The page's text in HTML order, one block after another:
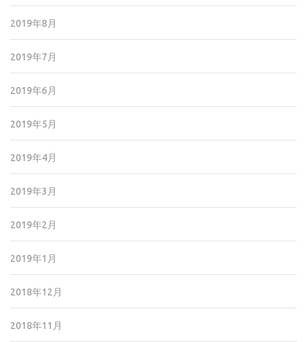
2019年8月
2019年7月
2019年6月
2019年5月
2019年4月
2019年3月
2019年2月
2019年1月
2018年12月
2018年11月